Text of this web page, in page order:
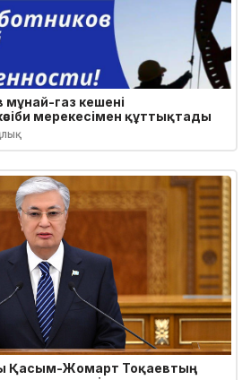
мұнай-газ кешені
мерекесімен құттықтады
Қасым-Жомарт Тоқаевтың